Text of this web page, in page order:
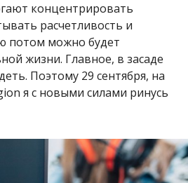
концентрировать
расчетливость и
потом можно будет
жизни. Главное, в засаде
Поэтому 29 сентября, на
я с новыми силами ринусь